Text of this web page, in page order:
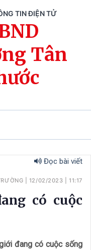
TIN ĐIỆN TỬ
Tân
Đọc bài viết
12/02/2023 |11:17
có cuộc
đang có cuộc sống